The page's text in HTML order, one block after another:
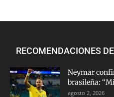
RECOMENDACIONES
Neymar
brasileña:
agosto 2, 2026